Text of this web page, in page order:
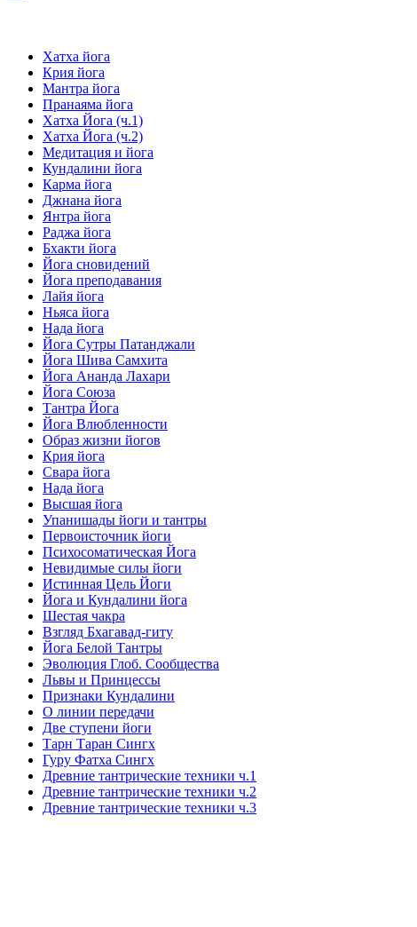
Хатха йога
Крия йога
Мантра йога
Пранаяма йога
Хатха Йога (ч.1)
Хатха Йога (ч.2)
Медитация и йога
Кундалини йога
Карма йога
Джнана йога
Янтра йога
Раджа йога
Бхакти йога
Йога сновидений
Йога преподавания
Лайя йога
Ньяса йога
Нада йога
Йога Сутры Патанджали
Йога Шива Самхита
Йога Ананда Лахари
Йога Союза
Тантра Йога
Йога Влюбленности
Образ жизни йогов
Крия йога
Свара йога
Нада йога
Высшая йога
Упанишады йоги и тантры
Первоисточник йоги
Психосоматическая Йога
Невидимые силы йоги
Истинная Цель Йоги
Йога и Кундалини йога
Шестая чакра
Взгляд Бхагавад-гиту
Йога Белой Тантры
Эволюция Глоб. Сообщества
Львы и Принцессы
Признаки Кундалини
О линии передачи
Две ступени йоги
Тарн Таран Сингх
Гуру Фатха Сингх
Древние тантрические техники ч.1
Древние тантрические техники ч.2
Древние тантрические техники ч.3